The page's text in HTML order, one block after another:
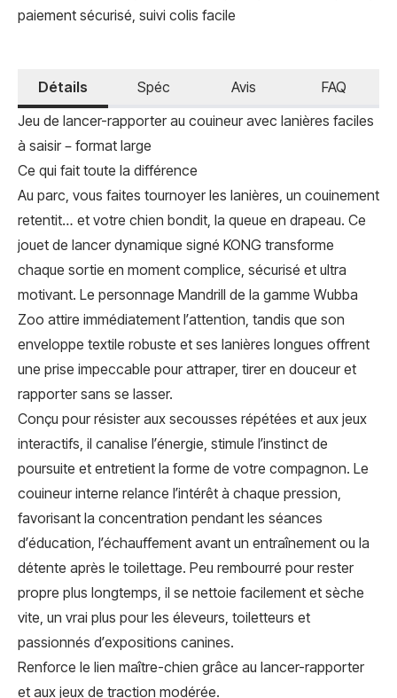
paiement sécurisé, suivi colis facile
Détails Spéc Avis
FAQ
Jeu de lancer-rapporter au couineur avec lanières faciles
à saisir – format large
Ce qui fait toute la différence
Au parc, vous faites tournoyer les lanières, un couinement
retentit… et votre chien bondit, la queue en drapeau. Ce
jouet de lancer dynamique signé KONG transforme
chaque sortie en moment complice, sécurisé et ultra
motivant. Le personnage Mandrill de la gamme Wubba
Zoo attire immédiatement l’attention, tandis que son
enveloppe textile robuste et ses lanières longues offrent
une prise impeccable pour attraper, tirer en douceur et
rapporter sans se lasser.
Conçu pour résister aux secousses répétées et aux jeux
interactifs, il canalise l’énergie, stimule l’instinct de
poursuite et entretient la forme de votre compagnon. Le
couineur interne relance l’intérêt à chaque pression,
favorisant la concentration pendant les séances
d’éducation, l’échauffement avant un entraînement ou la
détente après le toilettage. Peu rembourré pour rester
propre plus longtemps, il se nettoie facilement et sèche
vite, un vrai plus pour les éleveurs, toiletteurs et
passionnés d’expositions canines.
Renforce le lien maître-chien grâce au lancer-rapporter
et aux jeux de traction modérée.